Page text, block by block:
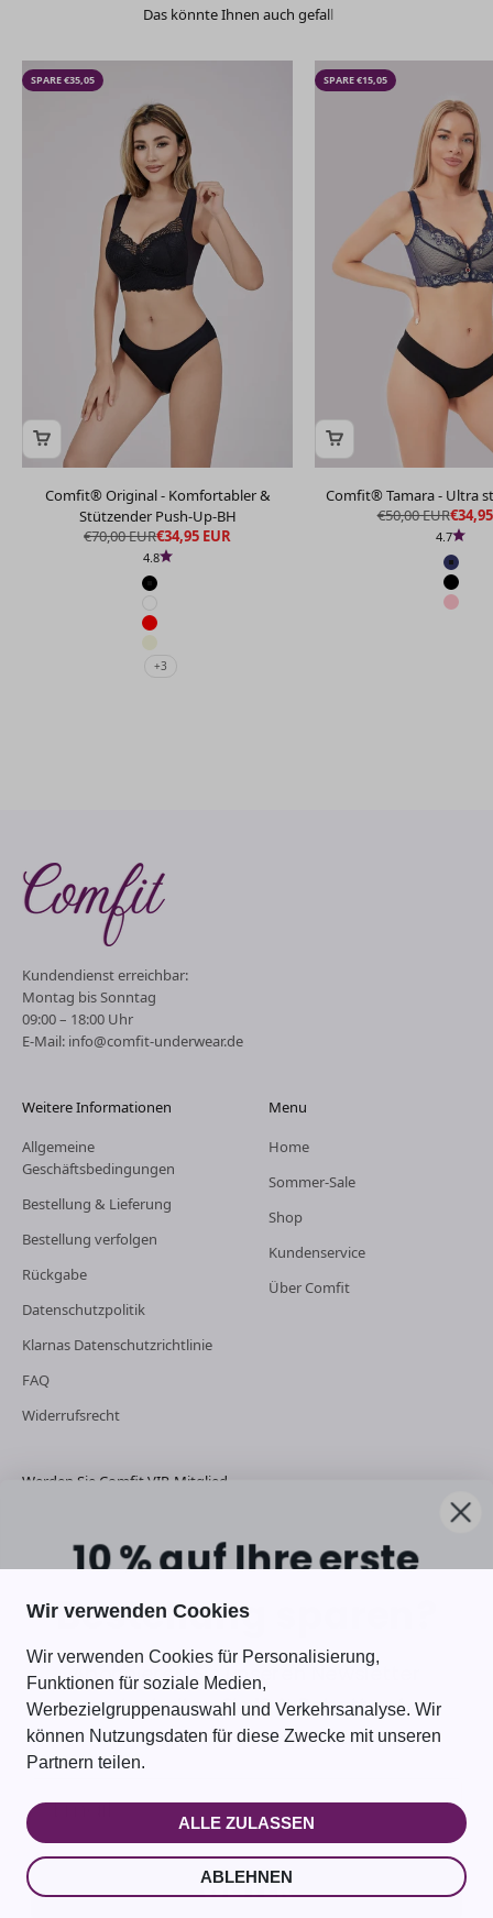
Wir verwenden Cookies
Wir verwenden Cookies für Personalisierung,
Funktionen für soziale Medien,
Werbezielgruppenauswahl und Verkehrsanalyse. Wir
können Nutzungsdaten für diese Zwecke mit unseren
Partnern teilen.
ALLE ZULASSEN
ABLEHNEN
SPARE €35,05
Comfit® Original - Komfortabler &
Stützender Push-Up-BH
Angebot
€34,95 EUR
Regulärer Preis
€70,00 EUR
4.8
Schwarz
Weiß
Rot
Beige
+3
SPARE €15,05
Comfit® Tamara - Ultra
Regulärer Preis
€50,00 EUR
4.7
Blau
Rosa
Kundendienst erreichbar:
Montag bis Sonntag
09:00 – 18:00 Uhr
E-Mail: info@comfit-underwear.de
Weitere Informationen
Allgemeine
Geschäftsbedingungen
Bestellung & Lieferung
Bestellung verfolgen
Rückgabe
Datenschutzpolitik
Klarnas Datenschutzrichtlinie
FAQ
Widerrufsrecht
Menu
Home
Sommer-Sale
Shop
Kundenservice
Über Comfit
Werden Sie Comfit VIP-Mitglied
Angebote und Rabattcodes!
E-Mail
ABONNIEREN
© 2026, Comfit DE | Youxi Perfect International Trading Co Ltd, Room 808
10 % auf Ihre erste
Bestellung sparen?
Abonnieren Sie unseren Newsletter
und erhalten Sie 10 % Rabatt auf
Ihren ersten Einkauf!
WEITER